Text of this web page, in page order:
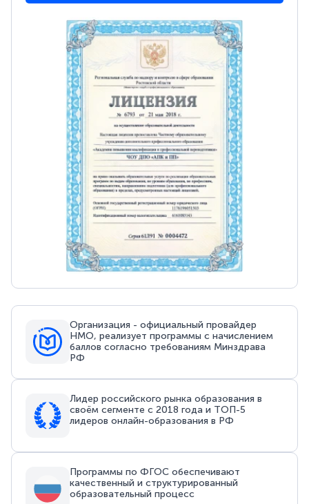
Организация - официальный провайдер
НМО, реализует программы с начислением
баллов согласно требованиям Минздрава
РФ
Лидер российского рынка образования в
своём сегменте с 2018 года и ТОП-5
лидеров онлайн-образования в РФ
Программы по ФГОС обеспечивают
качественный и структурированный
образовательный процесс